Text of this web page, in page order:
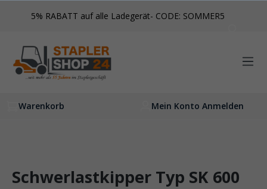
springen
5% RABATT auf alle Ladegerät- CODE: SOMMER5
Mein Konto Anmelden
Warenkorb
Schwerlastkipper Typ SK 600